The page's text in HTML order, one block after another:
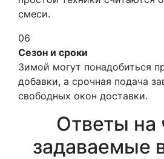
смеси.
06
Сезон и сроки
Зимой могут понадобиться
добавки, а срочная подача
свободных окон доставки.
Ответы на
задаваемые